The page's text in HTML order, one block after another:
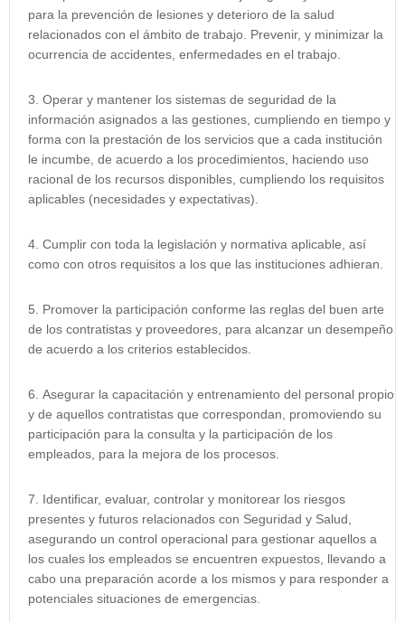
para la prevención de lesiones y deterioro de la salud
relacionados con el ámbito de trabajo. Prevenir, y minimizar la
ocurrencia de accidentes, enfermedades en el trabajo.
Operar y mantener los sistemas de seguridad de la
información asignados a las gestiones, cumpliendo en tiempo y
forma con la prestación de los servicios que a cada institución
le incumbe, de acuerdo a los procedimientos, haciendo uso
racional de los recursos disponibles, cumpliendo los requisitos
aplicables (necesidades y expectativas).
Cumplir con toda la legislación y normativa aplicable, así
como con otros requisitos a los que las instituciones adhieran.
Promover la participación conforme las reglas del buen arte
de los contratistas y proveedores, para alcanzar un desempeño
de acuerdo a los criterios establecidos.
Asegurar la capacitación y entrenamiento del personal propio
y de aquellos contratistas que correspondan, promoviendo su
participación para la consulta y la participación de los
empleados, para la mejora de los procesos.
Identificar, evaluar, controlar y monitorear los riesgos
presentes y futuros relacionados con Seguridad y Salud,
asegurando un control operacional para gestionar aquellos a
los cuales los empleados se encuentren expuestos, llevando a
cabo una preparación acorde a los mismos y para responder a
potenciales situaciones de emergencias.